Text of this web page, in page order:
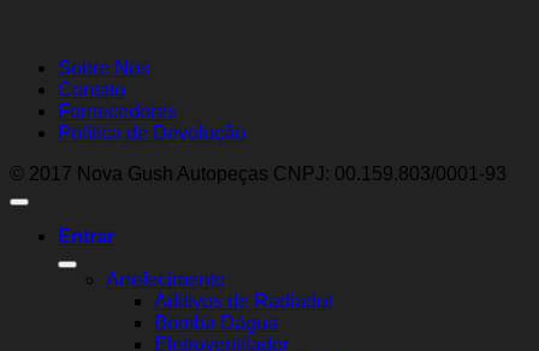
Sobre Nós
Contato
Fornecedores
Política de Devolução
© 2017 Nova Gush Autopeças CNPJ: 00.159.803/0001-93
Entrar
Arrefecimento
Aditivos de Radiador
Bomba Dágua
Eletroventilador